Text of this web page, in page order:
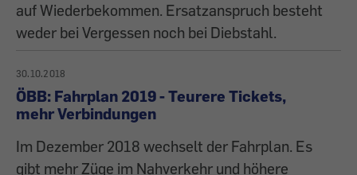
auf Wiederbekommen. Ersatzanspruch besteht
weder bei Vergessen noch bei Diebstahl.
30.10.2018
ÖBB: Fahrplan 2019 - Teurere Tickets,
mehr Verbindungen
Im Dezember 2018 wechselt der Fahrplan. Es
gibt mehr Züge im Nahverkehr und höhere